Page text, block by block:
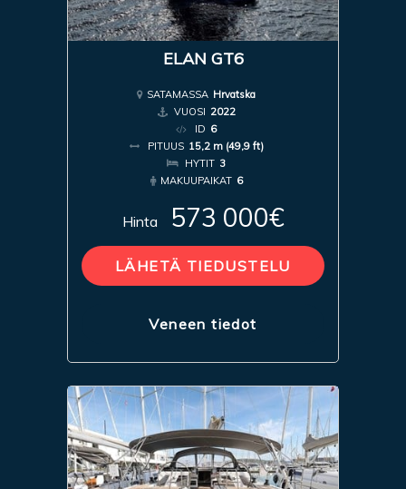
ELAN GT6
SATAMASSA Hrvatska
VUOSI 2022
ID 6
PITUUS 15,2 m (49,9 ft)
HYTIT 3
MAKUUPAIKAT 6
Hinta 573 000€
LÄHETÄ TIEDUSTELU
Veneen tiedot